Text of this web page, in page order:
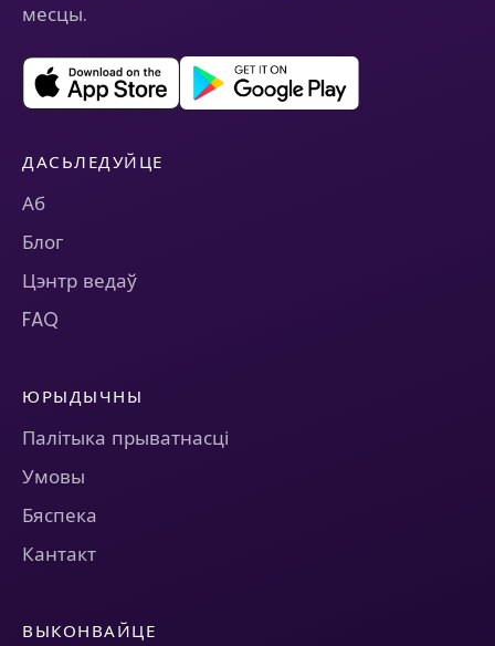
месцы.
ДАСЬЛЕДУЙЦЕ
Аб
Блог
Цэнтр ведаў
FAQ
ЮРЫДЫЧНЫ
Палітыка прыватнасці
Умовы
Бяспека
Кантакт
ВЫКОНВАЙЦЕ